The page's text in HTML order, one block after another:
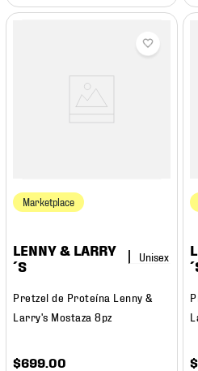
Marketplace
LENNY & LARRY
´S
Pretzel de Proteína Lenny &
Larry's Mostaza 8pz
$699 .00 $